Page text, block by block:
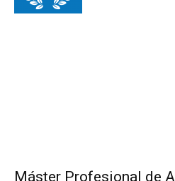
Máster Profesional de